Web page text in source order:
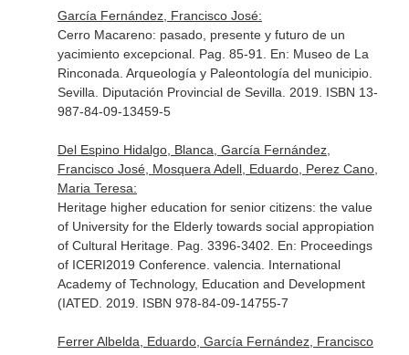
García Fernández, Francisco José:
Cerro Macareno: pasado, presente y futuro de un
yacimiento excepcional. Pag. 85-91. En: Museo de La
Rinconada. Arqueología y Paleontología del municipio.
Sevilla. Diputación Provincial de Sevilla. 2019. ISBN 13-
987-84-09-13459-5
Del Espino Hidalgo, Blanca, García Fernández,
Francisco José, Mosquera Adell, Eduardo, Perez Cano,
Maria Teresa:
Heritage higher education for senior citizens: the value
of University for the Elderly towards social appropiation
of Cultural Heritage. Pag. 3396-3402. En: Proceedings
of ICERI2019 Conference. valencia. International
Academy of Technology, Education and Development
(IATED. 2019. ISBN 978-84-09-14755-7
Ferrer Albelda, Eduardo, García Fernández, Francisco